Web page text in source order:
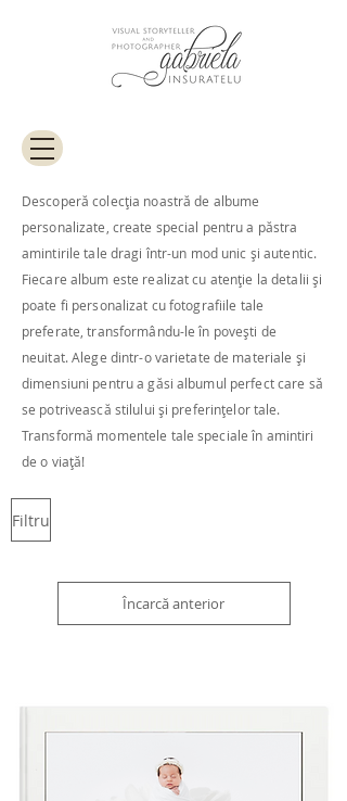
Descoperă colecția noastră de albume
personalizate, create special pentru a păstra
amintirile tale dragi într-un mod unic și autentic.
Fiecare album este realizat cu atenție la detalii și
poate fi personalizat cu fotografiile tale
preferate, transformându-le în povești de
neuitat. Alege dintr-o varietate de materiale și
dimensiuni pentru a găsi albumul perfect care să
se potrivească stilului și preferințelor tale.
Transformă momentele tale speciale în amintiri
de o viață!
Filtru
Încarcă anterior